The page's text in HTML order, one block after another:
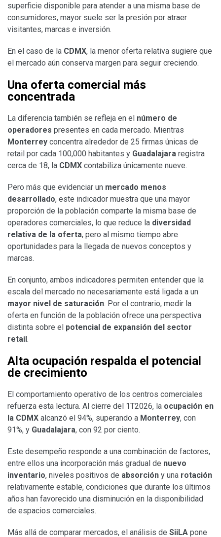
superficie disponible para atender a una misma base de
consumidores, mayor suele ser la presión por atraer
visitantes, marcas e inversión.
En el caso de la CDMX, la menor oferta relativa sugiere que
el mercado aún conserva margen para seguir creciendo.
Una oferta comercial más
concentrada
La diferencia también se refleja en el número de
operadores presentes en cada mercado. Mientras
Monterrey concentra alrededor de 25 firmas únicas de
retail por cada 100,000 habitantes y Guadalajara registra
cerca de 18, la CDMX contabiliza únicamente nueve.
Pero más que evidenciar un mercado menos
desarrollado, este indicador muestra que una mayor
proporción de la población comparte la misma base de
operadores comerciales, lo que reduce la diversidad
relativa de la oferta, pero al mismo tiempo abre
oportunidades para la llegada de nuevos conceptos y
marcas.
En conjunto, ambos indicadores permiten entender que la
escala del mercado no necesariamente está ligada a un
mayor nivel de saturación. Por el contrario, medir la
oferta en función de la población ofrece una perspectiva
distinta sobre el potencial de expansión del sector
retail.
Alta ocupación respalda el potencial
de crecimiento
El comportamiento operativo de los centros comerciales
refuerza esta lectura. Al cierre del 1T2026, la ocupación en
la CDMX alcanzó el 94%, superando a Monterrey, con
91%, y Guadalajara, con 92 por ciento.
Este desempeño responde a una combinación de factores,
entre ellos una incorporación más gradual de nuevo
inventario, niveles positivos de absorción y una rotación
relativamente estable, condiciones que durante los últimos
años han favorecido una disminución en la disponibilidad
de espacios comerciales.
Más allá de comparar mercados, el análisis de SiiLA pone